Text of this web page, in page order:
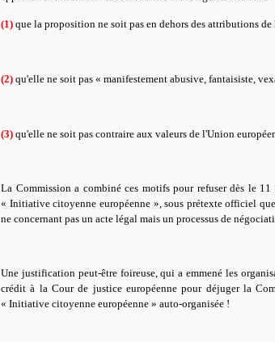
(1) que la proposition ne soit pas en dehors des attributions
(2) qu'elle ne soit pas « manifestement abusive, fantaisiste,
(3) qu'elle ne soit pas contraire aux valeurs de l'Union
La Commission a combiné ces motifs pour refuser dès le
« Initiative citoyenne européenne », sous prétexte officiel
ne concernant pas un acte légal mais un processus de
Une justification peut-être foireuse, qui a emmené les
crédit à la Cour de justice européenne pour déjuger la
« Initiative citoyenne européenne » auto-organisée !